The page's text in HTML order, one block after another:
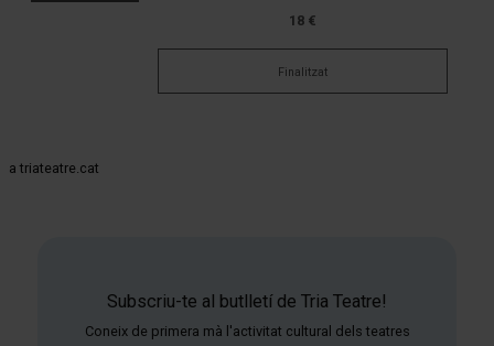
18 €
Finalitzat
a triateatre.cat
Subscriu-te al butlletí de Tria Teatre!
Coneix de primera mà l'activitat cultural dels teatres